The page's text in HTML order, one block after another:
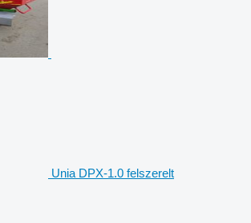
Unia DPX-1.0 felszerelt